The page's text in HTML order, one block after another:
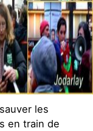
les
en train de